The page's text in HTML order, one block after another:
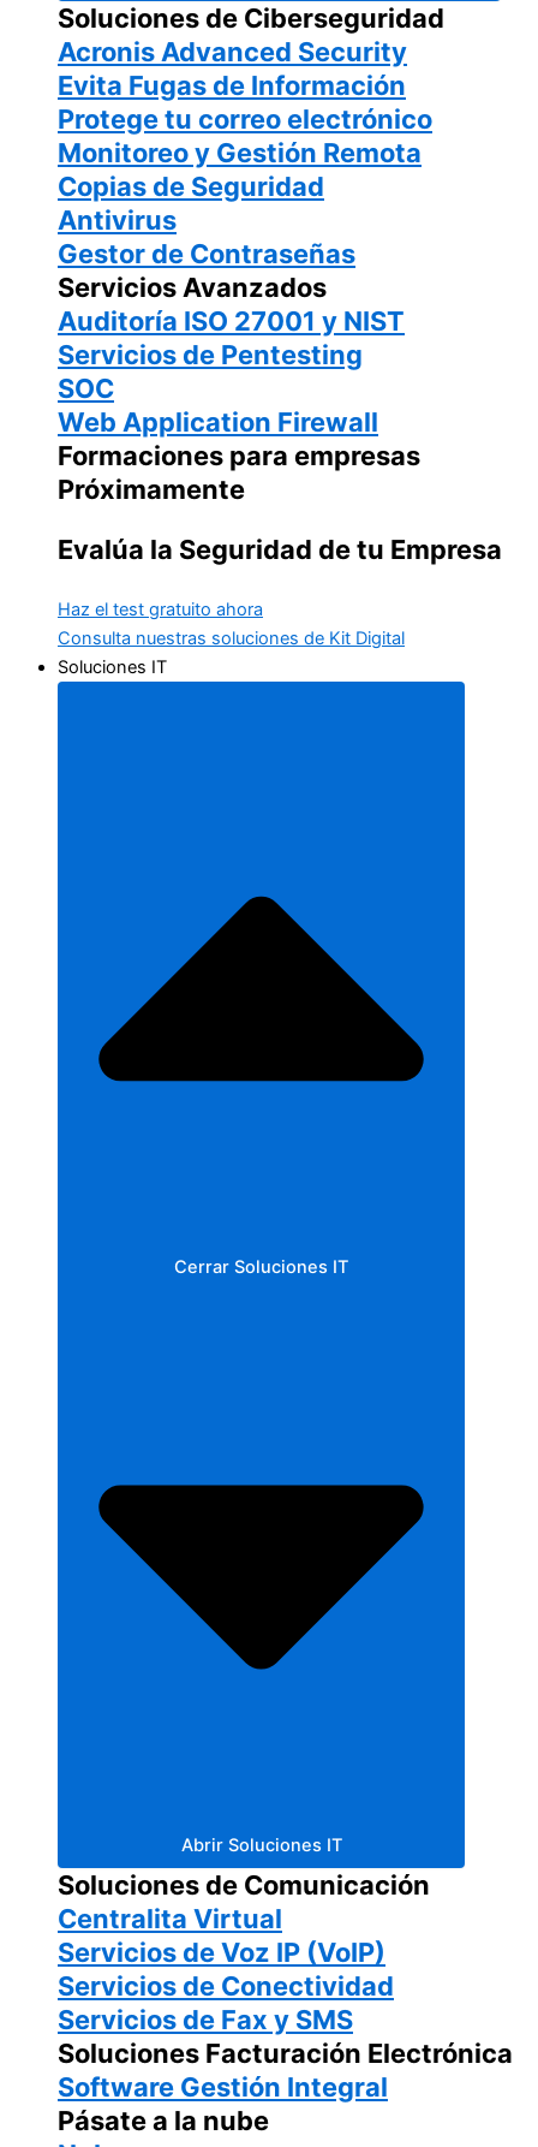
Soluciones de Ciberseguridad
Acronis Advanced Security
Evita Fugas de Información
Protege tu correo electrónico
Monitoreo y Gestión Remota
Copias de Seguridad
Antivirus
Gestor de Contraseñas
Servicios Avanzados
Auditoría ISO 27001 y NIST
Servicios de Pentesting
SOC
Web Application Firewall
Formaciones para empresas
Próximamente
Evalúa la Seguridad de tu Empresa
Haz el test gratuito ahora
Consulta nuestras soluciones de Kit Digital
Soluciones IT
Cerrar Soluciones IT
Abrir Soluciones IT
Soluciones de Comunicación
Centralita Virtual
Servicios de Voz IP (VoIP)
Servicios de Conectividad
Servicios de Fax y SMS
Soluciones Facturación Electrónica
Software Gestión Integral
Pásate a la nube